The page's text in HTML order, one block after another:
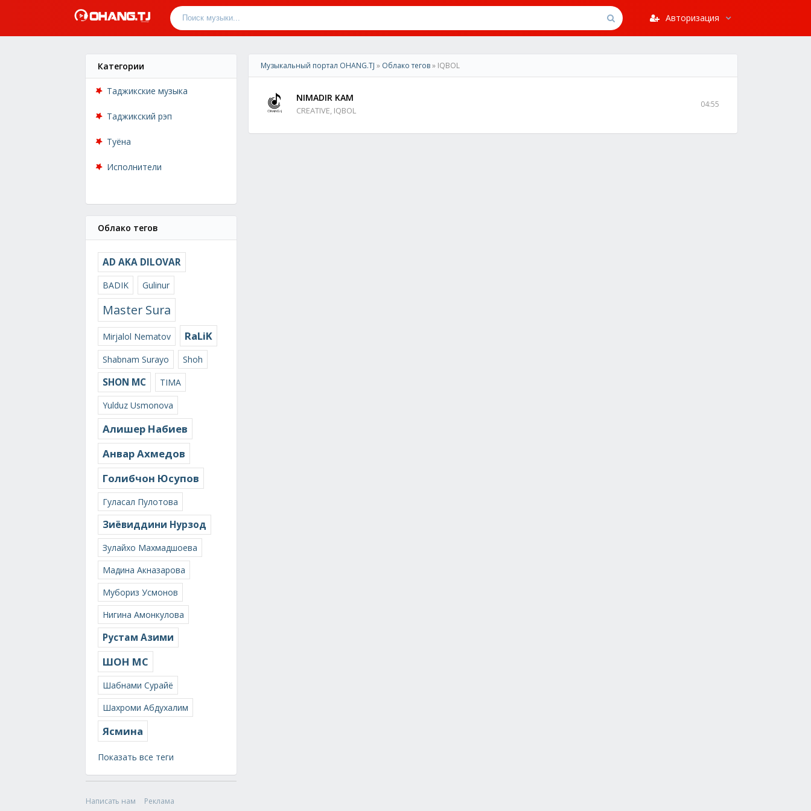
Авторизация
Категории
Таджикские музыка
Таджикский рэп
Туёна
Исполнители
Облако тегов
AD AKA DILOVAR
BADIK Gulinur
Master Sura
Mirjalol Nematov RaLiK
Shabnam Surayo Shoh
SHON MC
TIMA
Yulduz Usmonova
Алишер Набиев
Анвар Ахмедов
Голибчон Юсупов
Гуласал Пулотова
Зиёвиддини Нурзод
Зулайхо Махмадшоева
Мадина Акназарова
Мубориз Усмонов
Нигина Амонкулова
Рустам Азими
ШОН МС
Шабнами Сурайё
Шахроми Абдухалим
Ясмина
Показать все теги
Написать нам
Реклама
Музыкальный портал OHANG.TJ » Облако тегов» IQBOL
NIMADIR KAM
CREATIVE, IQBOL
04:55